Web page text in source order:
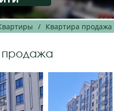
/ Квартира продажа
продажа